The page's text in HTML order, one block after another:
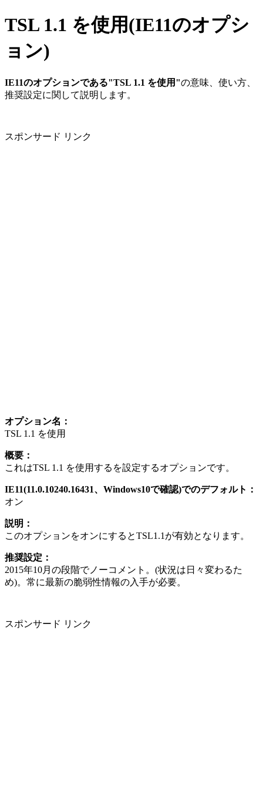
TSL 1.1 を使用(IE11のオプシ
ョン)
IE11のオプションである"TSL 1.1 を使用"の意味、使い方、
推奨設定に関して説明します。
スポンサード リンク
オプション名：
TSL 1.1 を使用
概要：
これはTSL 1.1 を使用するを設定するオプションです。
IE11(11.0.10240.16431、Windows10で確認)でのデフォルト：
オン
説明：
このオプションをオンにするとTSL1.1が有効となります。
推奨設定：
2015年10月の段階でノーコメント。(状況は日々変わるた
め)。常に最新の脆弱性情報の入手が必要。
スポンサード リンク